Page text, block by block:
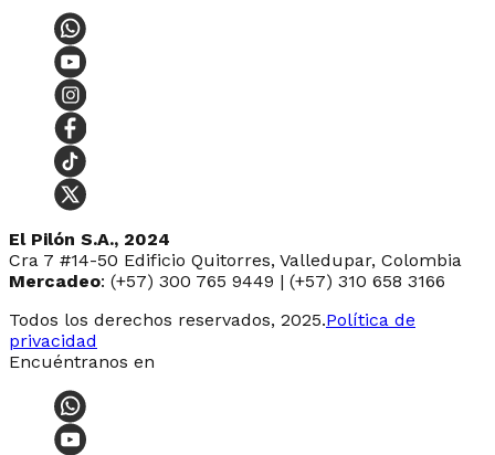
El Pilón S.A., 2024
Cra 7 #14-50 Edificio Quitorres, Valledupar, Colombia
Mercadeo: (+57) 300 765 9449 | (+57) 310 658 3166
Todos los derechos reservados, 2025.Política de
privacidad
Encuéntranos en